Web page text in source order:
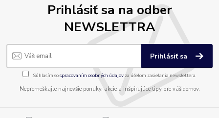
Prihlásiť sa na odber
NEWSLETTRA
Prihlásiť sa
Súhlasím sospracovaním osobných údajov za účelom zasielania newslettera.
Nepremeškajte najnovšie ponuky, akcie a inšpirujúce tipy pre váš domov.